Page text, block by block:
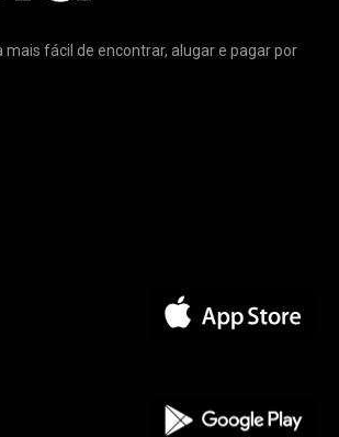
mais fácil de encontrar, alugar e pagar por